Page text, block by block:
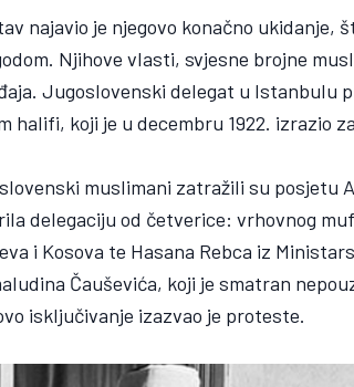
najavio je njegovo konačno ukidanje,
Njihove vlasti, svjesne brojne
Jugoslovenski delegat u Istanbulu
halifi, koji je u decembru 1922. izrazio
muslimani zatražili su posjetu
delegaciju od četverice: vrhovnog
i Kosova te Hasana Rebca iz
Čauševića, koji je smatran
isključivanje izazvao je proteste.